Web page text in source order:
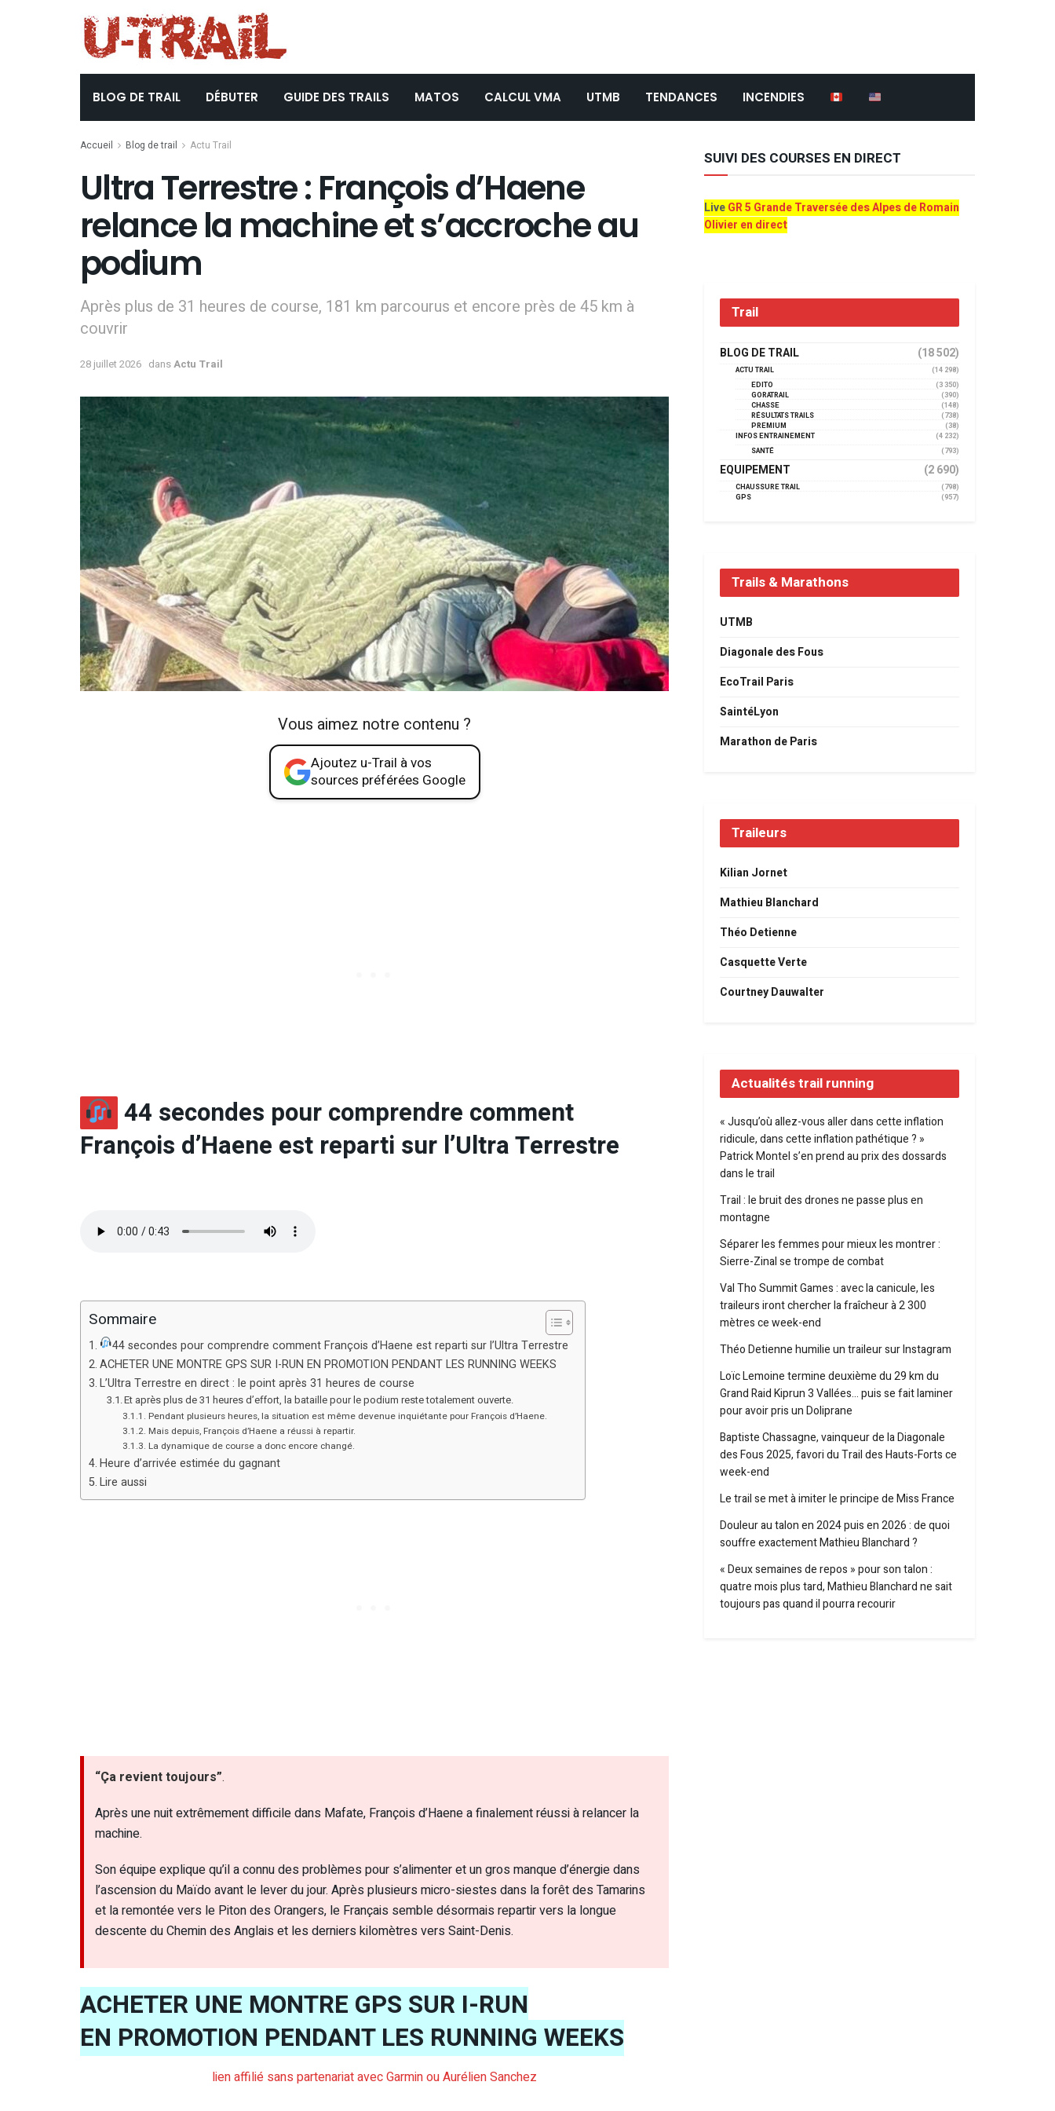
BLOG DE TRAIL DÉBUTER GUIDE DES TRAILS MATOS CALCUL VMA UTMB TENDANCES INCENDIES
Accueil Blog de trail Actu Trail
Ultra Terrestre : François d’Haene
relance la machine et s’accroche au
podium
Après plus de 31 heures de course, 181 km parcourus et encore près de 45 km à
couvrir
28 juillet 2026 dansActu Trail
Vous aimez notre contenu ?
Ajoutez u-Trail à vos
sources préférées Google
44 secondes pour comprendre comment
François d’Haene est reparti sur l’Ultra Terrestre
Sommaire
44 secondes pour comprendre comment François d’Haene est reparti sur l’Ultra Terrestre
ACHETER UNE MONTRE GPS SUR I-RUN EN PROMOTION PENDANT LES RUNNING WEEKS
L’Ultra Terrestre en direct : le point après 31 heures de course
Et après plus de 31 heures d’effort, la bataille pour le podium reste totalement ouverte.
Pendant plusieurs heures, la situation est même devenue inquiétante pour François d’Haene.
Mais depuis, François d’Haene a réussi à repartir.
La dynamique de course a donc encore changé.
Heure d’arrivée estimée du gagnant
Lire aussi
“Ça revient toujours”.
Après une nuit extrêmement difficile dans Mafate, François d’Haene a finalement réussi à relancer la
machine.
Son équipe explique qu’il a connu des problèmes pour s’alimenter et un gros manque d’énergie dans
l’ascension du Maïdo avant le lever du jour. Après plusieurs micro-siestes dans la forêt des Tamarins
et la remontée vers le Piton des Orangers, le Français semble désormais repartir vers la longue
descente du Chemin des Anglais et les derniers kilomètres vers Saint-Denis.
ACHETER UNE MONTRE GPS SUR I-RUN
EN PROMOTION PENDANT LES RUNNING WEEKS
lien affilié sans partenariat avec Garmin ou Aurélien Sanchez
SUIVI DES COURSES EN DIRECT
LiveGR 5 Grande Traversée des Alpes de Romain
Olivier en direct
Trail
BLOG DE TRAIL (18 502)
ACTU TRAIL
(14 298)
EDITO
(3 350)
GORATRAIL
(390)
CHASSE
(148)
RÉSULTATS TRAILS
(738)
PREMIUM
(38)
INFOS ENTRAINEMENT
(4 232)
SANTÉ
(793)
EQUIPEMENT (2 690)
CHAUSSURE TRAIL
(798)
GPS
(957)
Trails & Marathons
UTMB
Diagonale des Fous
EcoTrail Paris
SaintéLyon
Marathon de Paris
Traileurs
Kilian Jornet
Mathieu Blanchard
Théo Detienne
Casquette Verte
Courtney Dauwalter
Actualités trail running
« Jusqu’où allez-vous aller dans cette inflation
ridicule, dans cette inflation pathétique ? »
Patrick Montel s’en prend au prix des dossards
dans le trail
Trail : le bruit des drones ne passe plus en
montagne
Séparer les femmes pour mieux les montrer :
Sierre-Zinal se trompe de combat
Val Tho Summit Games : avec la canicule, les
traileurs iront chercher la fraîcheur à 2 300
mètres ce week-end
Théo Detienne humilie un traileur sur Instagram
Loïc Lemoine termine deuxième du 29 km du
Grand Raid Kiprun 3 Vallées… puis se fait laminer
pour avoir pris un Doliprane
Baptiste Chassagne, vainqueur de la Diagonale
des Fous 2025, favori du Trail des Hauts-Forts ce
week-end
Le trail se met à imiter le principe de Miss France
Douleur au talon en 2024 puis en 2026 : de quoi
souffre exactement Mathieu Blanchard ?
« Deux semaines de repos » pour son talon :
quatre mois plus tard, Mathieu Blanchard ne sait
toujours pas quand il pourra recourir